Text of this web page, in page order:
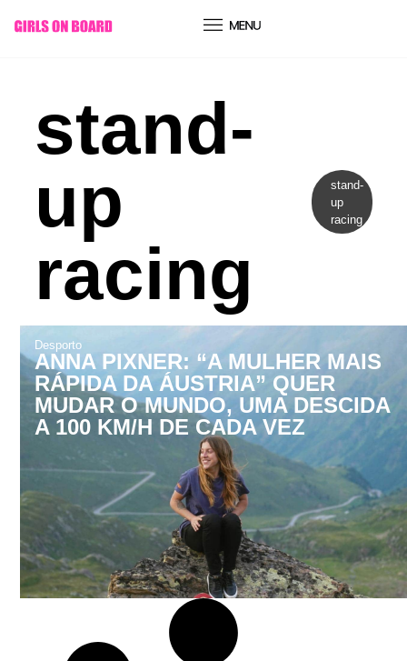
conteúdo
stand-
up
racing
stand-
up
racing
Desporto
ANNA PIXNER: “A MULHER MAIS
RÁPIDA DA ÁUSTRIA” QUER
MUDAR O MUNDO, UMA DESCIDA
A 100 KM/H DE CADA VEZ